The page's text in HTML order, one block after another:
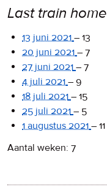
Last train home
13 juni 2021 – 13
20 juni 2021 – 7
27 juni 2021 – 7
4 juli 2021 – 9
18 juli 2021 – 15
25 juli 2021 – 5
1 augustus 2021 – 11
Aantal weken: 7